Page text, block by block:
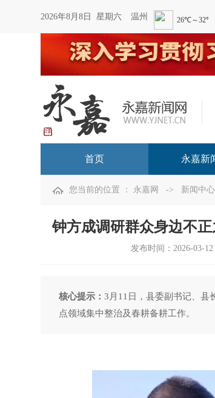
2026年8月8日 星期六 温州
首页 永嘉新
您当前的位置 ： 永嘉网 -> 新闻中心
钟方成调研群众身边不
发布时间： 2026-03-12
核心提示： 3月11日，县委副书记、县
点领域集中整治及春耕备耕工作。